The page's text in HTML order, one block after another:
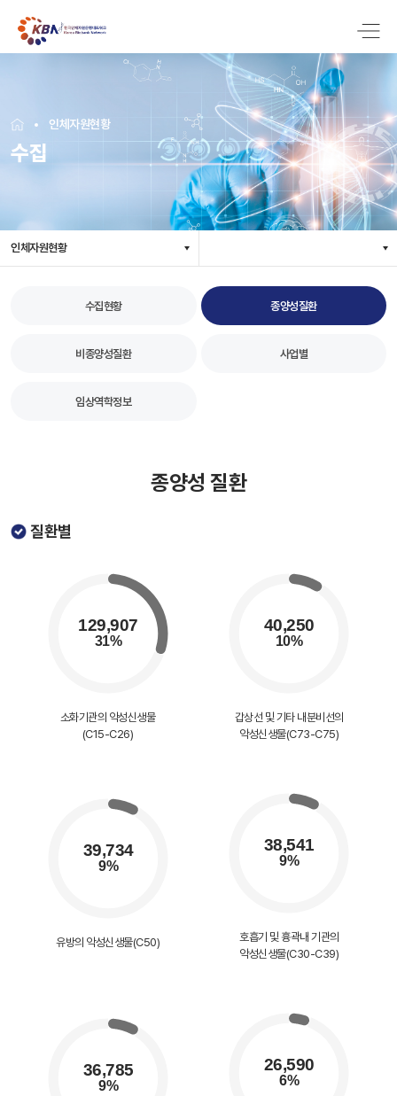
인체자원현황
수집
인체자원현황
수집현황 종양성질환
비종양성질환 사업별
임상역학정보
종양성 질환
질환별
소화기관의 악성신생물
(C15-C26)
갑상선 및 기타 내분비선의
악성신생물(C73-C75)
유방의 악성신생물(C50)
호흡기 및 흉곽내 기관의
악성신생물(C30-C39)